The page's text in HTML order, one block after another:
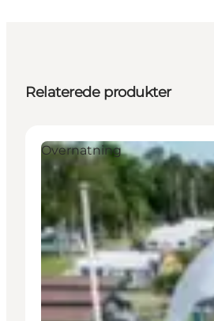
Relaterede produkter
Overnatning